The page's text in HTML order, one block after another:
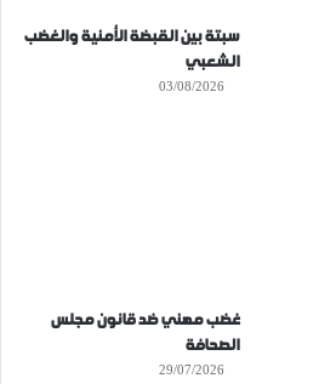
سبتة بين القبضة الأمنية والغضب
الشعبي
03/08/2026
غضب مهني ضد قانون مجلس
الصحافة
29/07/2026